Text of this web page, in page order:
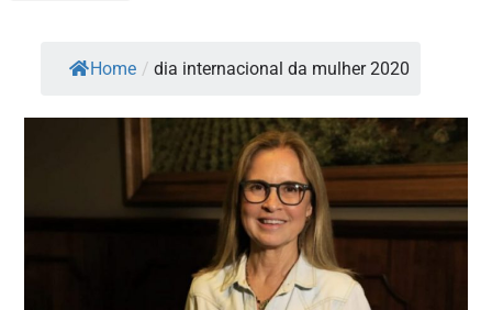
Home / dia internacional da mulher 2020